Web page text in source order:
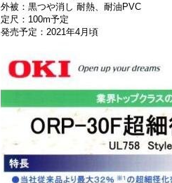
外被：黒つや消し 耐熱、耐油PVC
定尺：100m予定
発売予定：2021年4月頃